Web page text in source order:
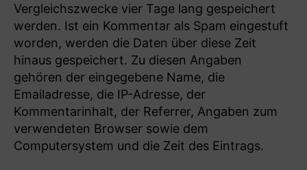
Vergleichszwecke vier Tage lang gespeichert
werden. Ist ein Kommentar als Spam eingestuft
worden, werden die Daten über diese Zeit
hinaus gespeichert. Zu diesen Angaben
gehören der eingegebene Name, die
Emailadresse, die IP-Adresse, der
Kommentarinhalt, der Referrer, Angaben zum
verwendeten Browser sowie dem
Computersystem und die Zeit des Eintrags.